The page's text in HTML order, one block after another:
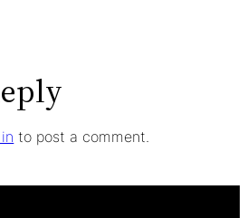
to post a comment.